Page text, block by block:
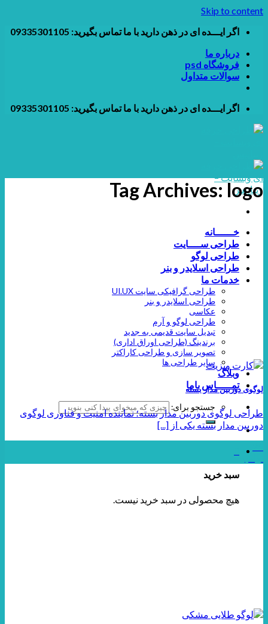
Skip to content
اگر ایـــده ای در ذهن دارید با ما تماس بگیرید: 09335301105
درباره ما
فروشگاه psd
سوالات متداول
اگر ایـــده ای در ذهن دارید با ما تماس بگیرید: 09335301105
خــــــانه
طراحی ســــایت
طراحی لوگو
طراحی اسلایدر و بنر
خدمات ما
طراحی گرافیکی سایت UI.UX
طراحی اسلایدر و بنر
عکاسی
طراحی لوگو و آرم
تبدیل سایت قدیمی به جدید
برندینگ (طراحی اوراق اداری)
تصویر سازی و طراحی کاراکتر
سایر طراحی ها
وبلاگ
تمـــــاس باما
جستجو برای:
سبد خرید
هیچ محصولی در سبد خرید نیست.
Tag Archives:logo
لوگوی دوربین مدار بسته
طراحی لوگوی دوربین مدار بسته؛ نماینده امنیت و فناوری لوگوی
دوربین مدار بسته یکی از [...]